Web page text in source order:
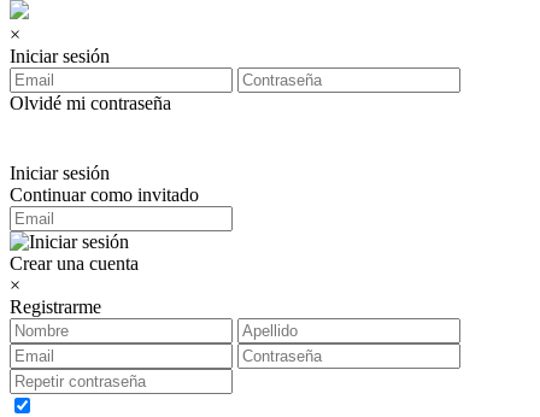
×
Iniciar sesión
Olvidé mi contraseña
Iniciar sesión
Continuar como invitado
Crear una cuenta
×
Registrarme